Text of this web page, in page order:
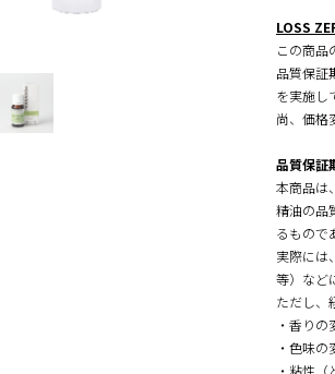
LOSS
この商品
品質保証
を実施し
尚、価格
品質保証
本商品は
精油の品
るもので
実際には
等）など
ただし、
・香りの
・色味の
・粘性